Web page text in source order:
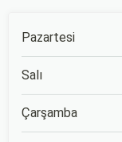
Pazartesi
Salı
Çarşamba